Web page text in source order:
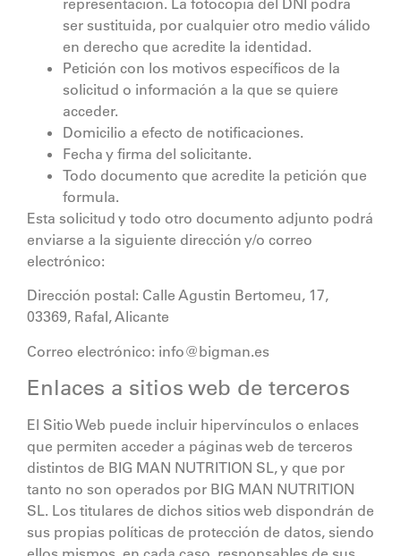
ser sustituida, por cualquier otro medio válido
en derecho que acredite la identidad.
Petición con los motivos específicos de la
solicitud o información a la que se quiere
acceder.
Domicilio a efecto de notificaciones.
Fecha y firma del solicitante.
Todo documento que acredite la petición que
formula.
Esta solicitud y todo otro documento adjunto podrá
enviarse a la siguiente dirección y/o correo
electrónico:
Dirección postal: Calle Agustin Bertomeu, 17,
03369, Rafal, Alicante
Correo electrónico: info@bigman.es
Enlaces a sitios web de terceros
El Sitio Web puede incluir hipervínculos o enlaces
que permiten acceder a páginas web de terceros
distintos de BIG MAN NUTRITION SL, y que por
tanto no son operados por BIG MAN NUTRITION
SL. Los titulares de dichos sitios web dispondrán de
sus propias políticas de protección de datos, siendo